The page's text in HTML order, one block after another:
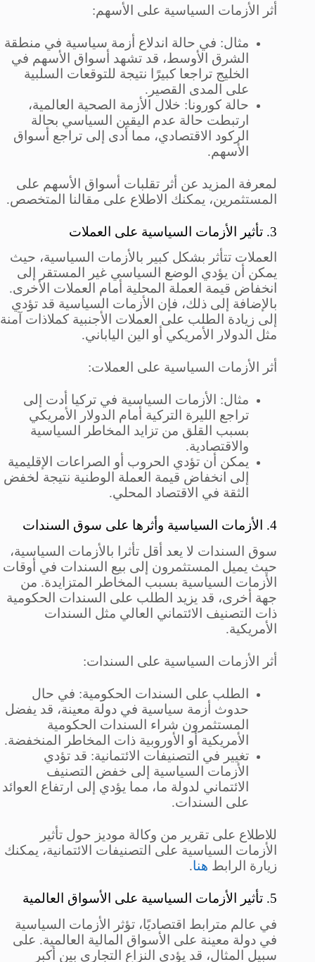
أثر الأزمات السياسية على الأسهم:
مثال: في حالة اندلاع أزمة سياسية في منطقة
الشرق الأوسط، قد تشهد أسواق الأسهم في
الخليج تراجعا كبيرًا نتيجة للتوقعات السلبية
على المدى القصير.
حالة كورونا: خلال الأزمة الصحية العالمية،
ارتبطت حالة عدم اليقين السياسي بحالة
الركود الاقتصادي، مما أدى إلى تراجع أسواق
الأسهم.
لمعرفة المزيد عن أثر تقلبات أسواق الأسهم على
المستثمرين، يمكنك الاطلاع على مقالنا المتخصص.
3. تأثير الأزمات السياسية على العملات
العملات تتأثر بشكل كبير بالأزمات السياسية، حيث
يمكن أن يؤدي الوضع السياسي غير المستقر إلى
انخفاض قيمة العملة المحلية أمام العملات الأخرى.
بالإضافة إلى ذلك، فإن الأزمات السياسية قد تؤدي
إلى زيادة الطلب على العملات الأجنبية كملاذات آمنة
مثل الدولار الأمريكي أو الين الياباني.
أثر الأزمات السياسية على العملات:
مثال: الأزمات السياسية في تركيا أدت إلى
تراجع الليرة التركية أمام الدولار الأمريكي
بسبب القلق من تزايد المخاطر السياسية
والاقتصادية.
يمكن أن تؤدي الحروب أو الصراعات الإقليمية
إلى انخفاض قيمة العملة الوطنية نتيجة لخفض
الثقة في الاقتصاد المحلي.
4. الأزمات السياسية وأثرها على سوق السندات
سوق السندات لا يعد أقل تأثرا بالأزمات السياسية،
حيث يميل المستثمرون إلى بيع السندات في أوقات
الأزمات السياسية بسبب المخاطر المتزايدة. من
جهة أخرى، قد يزيد الطلب على السندات الحكومية
ذات التصنيف الائتماني العالي مثل السندات
الأمريكية.
أثر الأزمات السياسية على السندات:
الطلب على السندات الحكومية: في حال
حدوث أزمة سياسية في دولة معينة، قد يفضل
المستثمرون شراء السندات الحكومية
الأمريكية أو الأوروبية ذات المخاطر المنخفضة.
تغيير في التصنيفات الائتمانية: قد تؤدي
الأزمات السياسية إلى خفض التصنيف
الائتماني لدولة ما، مما يؤدي إلى ارتفاع العوائد
على السندات.
للاطلاع على تقرير من وكالة موديز حول تأثير
الأزمات السياسية على التصنيفات الائتمانية، يمكنك
زيارة الرابط هنا.
5. تأثير الأزمات السياسية على الأسواق العالمية
في عالم مترابط اقتصاديًا، تؤثر الأزمات السياسية
في دولة معينة على الأسواق المالية العالمية. على
سبيل المثال، قد يؤدي النزاع التجاري بين أكبر